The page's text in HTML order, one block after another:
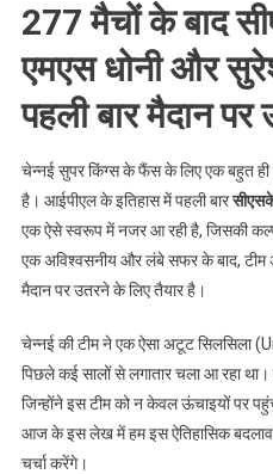
277 मैचों के बाद
एमएस धोनी और
पहली बार मैदान पर
चेन्नई सुपर किंग्स के फैंस के लिए एक बहुत
है। आईपीएल के इतिहास में पहली बार
एक ऐसे स्वरूप में नजर आ रही है, जिसकी
एक अविश्वसनीय और लंबे सफर के बाद, टीम
मैदान पर उतरने के लिए तैयार है।
चेन्नई की टीम ने एक ऐसा अटूट सिलसिला
पिछले कई सालों से लगातार चला आ रहा
जिन्होंने इस टीम को न केवल ऊंचाइयों पर
आज के इस लेख में हम इस ऐतिहासिक
चर्चा करेंगे।